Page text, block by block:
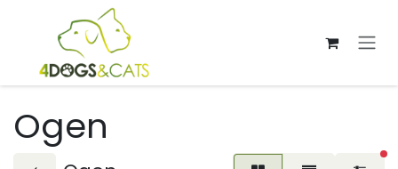
Overslaan naar inhoud
Ogen